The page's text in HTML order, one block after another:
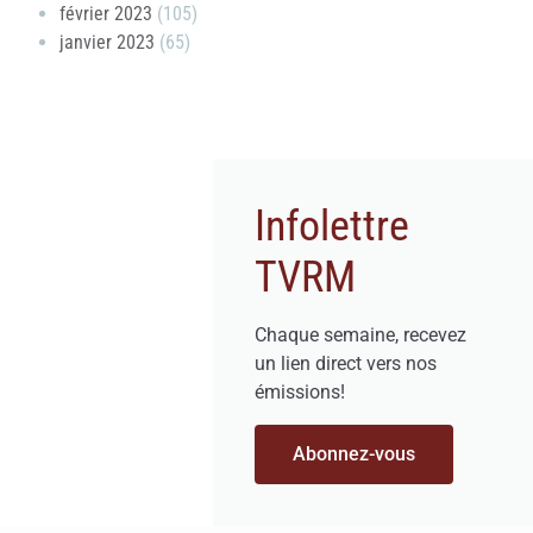
février 2023 (105)
janvier 2023 (65)
Infolettre
TVRM
Chaque semaine, recevez
un lien direct vers nos
émissions!
Abonnez-vous